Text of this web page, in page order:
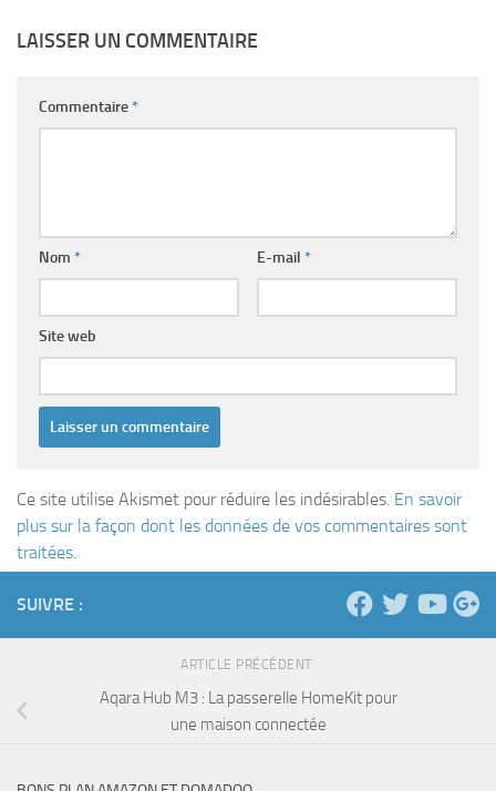
LAISSER UN COMMENTAIRE
Commentaire*
Nom * E-mail *
Site web
Ce site utilise Akismet pour réduire les indésirables. En savoir
plus sur la façon dont les données de vos commentaires sont
traitées.
SUIVRE :
ARTICLE PRÉCÉDENT
Aqara Hub M3 : La passerelle HomeKit pour
une maison connectée